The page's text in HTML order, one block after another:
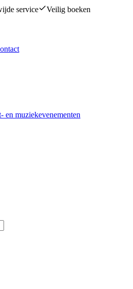
service
Veilig boeken
en muziekevenementen